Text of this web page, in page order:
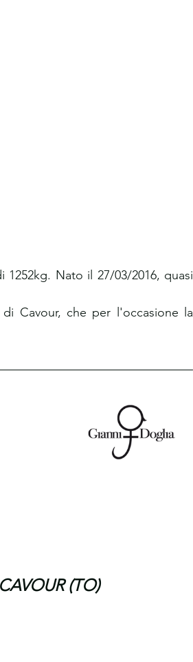
Nato il 27/03/2016, quasi
Cavour, che per l'occasione la
(TO)